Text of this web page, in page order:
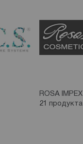
ROSA IMPEX
21 продукта